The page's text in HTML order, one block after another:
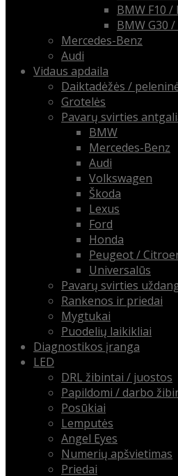
BMW F10 /
BMW G30 /
Mercedes-Benz
Audi
Vidaus apdaila
Daiktadėžės /
Grotelės
Pavarų svirties
BMW
Mercedes-Benz
Audi
Volkswagen
Škoda
Lexus
Ford
Honda
Peugeot /
Universalūs
Pavarų svirties
Rankenos ir priedai
Mygtukai
Puodelių laikikliai
Diagnostikos įranga
LED
DRL žibintai / juostos
Papildomi / darbo
Posūkiai
Lemputės
Angel Eyes
Numerių apšvietimas
Priedai